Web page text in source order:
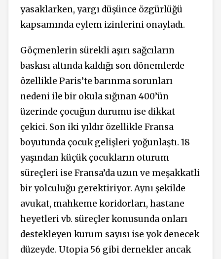
yasaklarken, yargı düşünce özgürlüğü
kapsamında eylem izinlerini onayladı.
Göçmenlerin sürekli aşırı sağcıların
baskısı altında kaldığı son dönemlerde
özellikle Paris’te barınma sorunları
nedeni ile bir okula sığınan 400’ün
üzerinde çocuğun durumu ise dikkat
çekici. Son iki yıldır özellikle Fransa
boyutunda çocuk gelişleri yoğunlaştı. 18
yaşından küçük çocukların oturum
süreçleri ise Fransa’da uzun ve meşakkatli
bir yolculuğu gerektiriyor. Aynı şekilde
avukat, mahkeme koridorları, hastane
heyetleri vb. süreçler konusunda onları
destekleyen kurum sayısı ise yok denecek
düzeyde. Utopia 56 gibi dernekler ancak